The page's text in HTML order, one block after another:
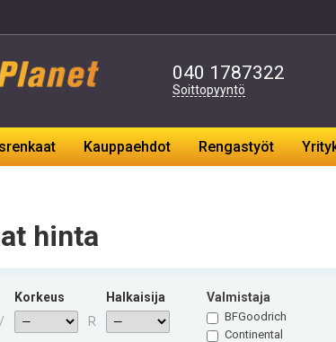
040 1787322
Soittopyyntö
Kauppaehdot Rengastyöt
hinta
/
Korkeus
R
Halkaisija Valmistaja
BFGoodrich
Continental